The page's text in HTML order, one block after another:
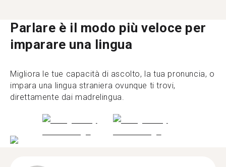
Parlare è il modo più veloce per
imparare una lingua
Migliora le tue capacità di ascolto, la tua pronuncia, o
impara una lingua straniera ovunque ti trovi,
direttamente dai madrelingua.